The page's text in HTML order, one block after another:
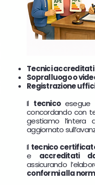
Tecnici accreditati
Sopralluogo o
Registrazione
Il tecnico
concordando con
gestiamo
aggiornato
Il tecnico
e accreditati
assicurando
conformi alla